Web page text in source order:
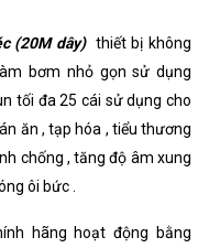
(20M dây) thiết bị không
bơm nhỏ gọn sử dụng
tối đa 25 cái sử dụng cho
ăn , tạp hóa , tiểu thương
chống , tăng độ âm xung
ôi bức .
hãng hoạt động bằng